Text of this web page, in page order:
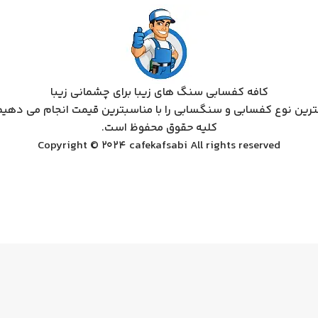
کافه کفسابی سنگ های زیبا برای چشمانی زیبا
نوع کفسابی و سنگسابی را با مناسبترین قیمت انجام می
کلیه حقوق محفوظ است.
Copyright © 2024 cafekafsabi All rights reserved